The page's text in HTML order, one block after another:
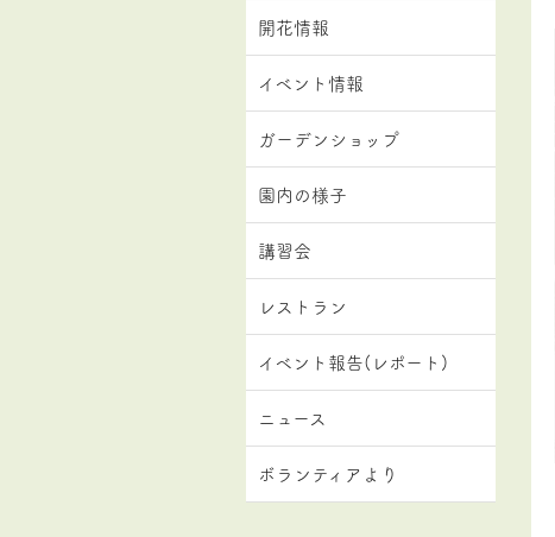
開花情報
イベント情報
ガーデンショップ
園内の様子
講習会
レストラン
イベント報告(レポート)
ニュース
ボランティアより